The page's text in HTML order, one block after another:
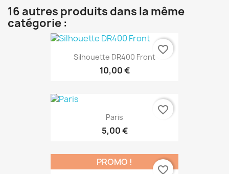
16 autres produits dans la même
catégorie :
Silhouette DR400 Front
10,00 €
favorite_border
Paris
5,00 €
favorite_border
PROMO !
favorite_border